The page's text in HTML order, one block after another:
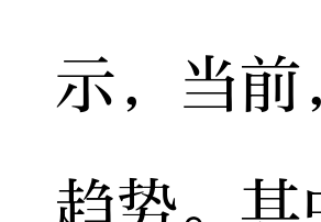
示，当